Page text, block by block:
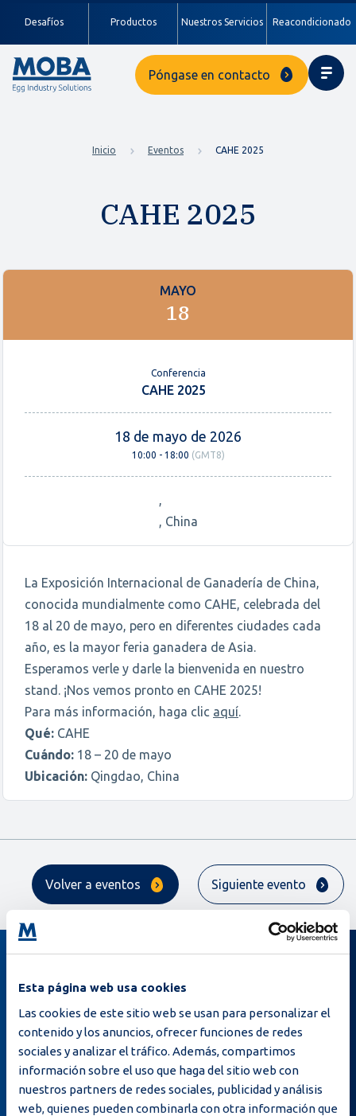
Esta página web usa cookies
Las cookies de este sitio web se usan para personalizar el
contenido y los anuncios, ofrecer funciones de redes
sociales y analizar el tráfico. Además, compartimos
información sobre el uso que haga del sitio web con
nuestros partners de redes sociales, publicidad y análisis
web, quienes pueden combinarla con otra información que
Desafíos Productos Nuestros Servicios Reacondicionado
Póngase en contacto
Inicio Eventos CAHE 2025
CAHE 2025
MAYO
18
Conferencia
CAHE 2025
18 de mayo de 2026
10:00 - 18:00 (GMT8)
,
, China
La Exposición Internacional de Ganadería de China,
conocida mundialmente como CAHE, celebrada del
18 al 20 de mayo, pero en diferentes ciudades cada
año, es la mayor feria ganadera de Asia.
Esperamos verle y darle la bienvenida en nuestro
stand. ¡Nos vemos pronto en CAHE 2025!
Para más información, haga clic aquí.
Qué: CAHE
Cuándo: 18 – 20 de mayo
Ubicación: Qingdao, China
Volver a eventos Siguiente evento
Suscríbase a nuestro boletín